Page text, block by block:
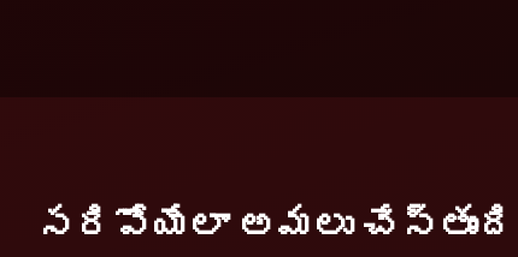
సరిపోయేలా అమలు చేస్తుంది